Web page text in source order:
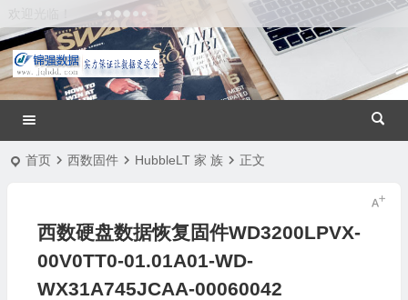
首页 西数固件 HubbleLT 家 族 正文
西数硬盘数据恢复固件WD3200LPVX-
00V0TT0-01.01A01-WD-
WX31A745JCAA-00060042